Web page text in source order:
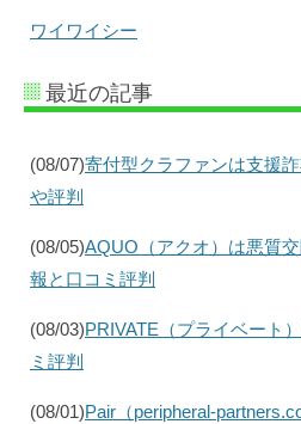
ワイワイシー
最近の記事
(08/07)寄付型クラファンは支援
や評判
(08/05)AQUO（アクオ）は悪質
報と口コミ評判
(08/03)PRIVATE（プライベート
ミ評判
(08/01)Pair（peripheral-